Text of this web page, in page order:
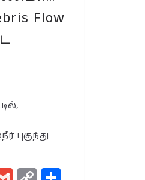
வாய்ப்பா?
பா.ஜ.க.
இறுதி
30, 2024
Flow
புகுந்து